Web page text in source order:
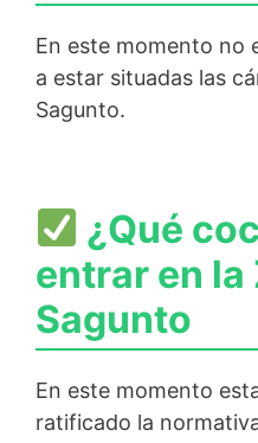
En este momento no
a estar situadas las
Sagunto.
¿Qué
entrar en la
Sagunto
En este momento
ratificado la